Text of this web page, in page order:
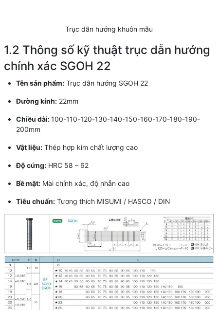
Trục dẫn hướng khuôn mẫu
1.2 Thông số kỹ thuật trục dẫn hướng
chính xác SGOH 22
Tên sản phẩm:Trục dẫn hướng SGOH 22
Đường kính:22mm
Chiều dài:100-110-120-130-140-150-160-170-180-190-
200mm
Vật liệu:Thép hợp kim chất lượng cao
Độ cứng:HRC 58 – 62
Bề mặt:Mài chính xác, độ nhẵn cao
Tiêu chuẩn:Tương thích MISUMI / HASCO / DIN